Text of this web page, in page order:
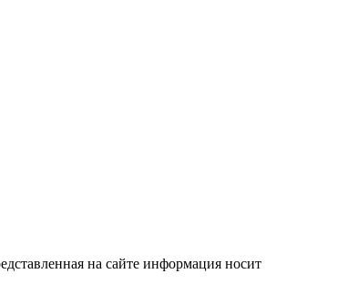
на сайте информация носит